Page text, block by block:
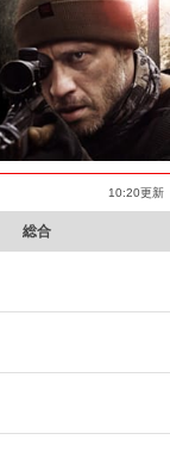
10:20更新
総合